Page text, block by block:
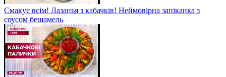
Смакує всім! Лазанья з кабачків! Неймовірна запіканка з
соусом бешамель